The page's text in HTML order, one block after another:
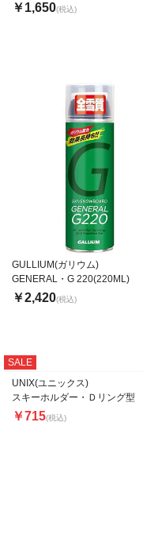
￥1,650(税込)
GULLIUM(ガリウム)
GENERAL・G 220(220ML)
￥2,420(税込)
SALE
UNIX(ユニックス)
スキーホルダー・Ｄリング型
￥715(税込)